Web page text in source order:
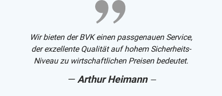
Wir bieten der BVK einen passgenauen Service,
der exzellente Qualität auf hohem Sicherheits-
Niveau zu wirtschaftlichen Preisen bedeutet.
Arthur Heimann